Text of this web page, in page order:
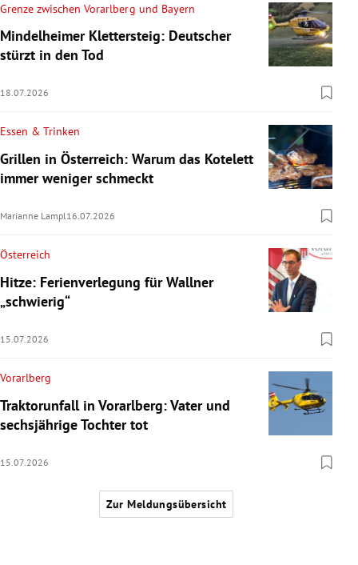
Grenze zwischen Vorarlberg und Bayern
Mindelheimer Klettersteig: Deutscher
stürzt in den Tod
18.07.2026
Essen & Trinken
Grillen in Österreich: Warum das Kotelett
immer weniger schmeckt
Marianne Lampl16.07.2026
Österreich
Hitze: Ferienverlegung für Wallner
„schwierig“
15.07.2026
Vorarlberg
Traktorunfall in Vorarlberg: Vater und
sechsjährige Tochter tot
15.07.2026
Zur Meldungsübersicht